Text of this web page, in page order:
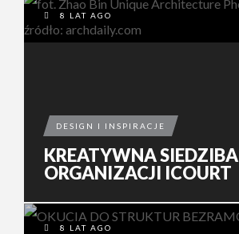
8 LAT AGO
DESIGN I INSPIRACJE
KREATYWNA SIEDZIBA
ORGANIZACJI ICOURT
8 LAT AGO